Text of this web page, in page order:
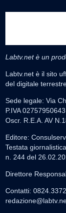
Labtv.net è un
Labtv.net è il sito
del digitale
Sede legale: Via
P.IVA 02757950643
Oscr. R.E.A. AV
Editore:
Testata
n. 244 del
Direttore
Contatti: